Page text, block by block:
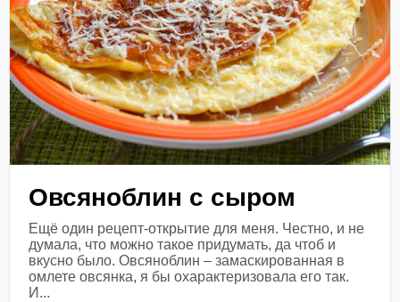
Овсяноблин с сыром
Ещё один рецепт-открытие для меня. Честно, и не
думала, что можно такое придумать, да чтоб и
вкусно было. Овсяноблин – замаскированная в
омлете овсянка, я бы охарактеризовала его так.
И...